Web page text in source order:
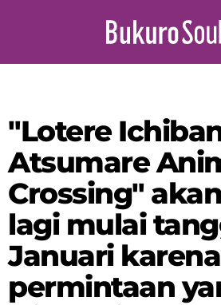
"Lotere
Atsumare
Crossing"
lagi mulai
Januari karena
permintaan